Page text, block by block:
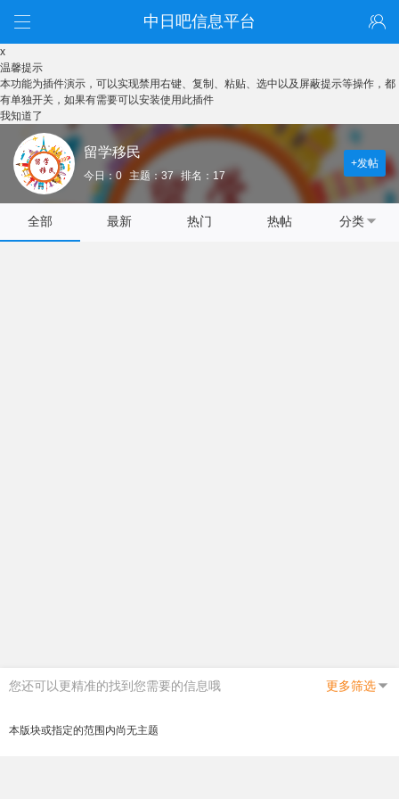
中日吧信息平台
x
温馨提示
本功能为插件演示，可以实现禁用右键、复制、粘贴、选中以及屏蔽提示等操作，都
有单独开关，如果有需要可以安装使用此插件
我知道了
留学移民
今日：0 主题：37 排名：17
+发帖
全部 最新 热门 热帖 分类
您还可以更精准的找到您需要的信息哦 更多筛选
本版块或指定的范围内尚无主题